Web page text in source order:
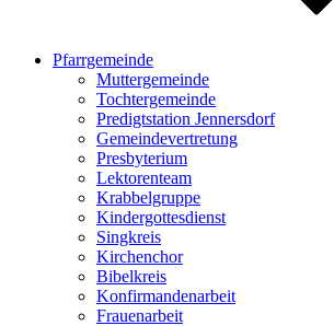
Pfarrgemeinde
Muttergemeinde
Tochtergemeinde
Predigtstation Jennersdorf
Gemeindevertretung
Presbyterium
Lektorenteam
Krabbelgruppe
Kindergottesdienst
Singkreis
Kirchenchor
Bibelkreis
Konfirmandenarbeit
Frauenarbeit